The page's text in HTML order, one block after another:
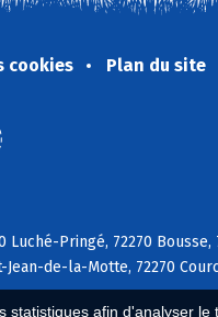
afin d'analyser
cookies Plan du site
Pringé, 72270
Jean-de-la-Motte, 72270